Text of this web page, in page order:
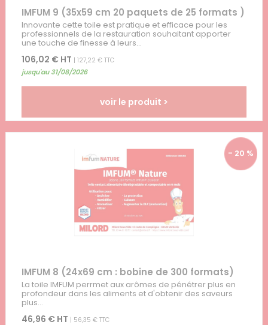
IMFUM 9 (35x59 cm 20 paquets de 25 formats )
Innovante cette toile est pratique et efficace pour les
professionnels de la restauration souhaitant apporter
une touche de finesse à leurs...
106,02 € HT | 127,22 € TTC
jusqu'au 31/08/2026
voir le produit >
- 20 %
IMFUM 8 (24x69 cm : bobine de 300 formats)
La toile IMFUM perrmet aux arômes de pénétrer plus en
profondeur dans les aliments et d'obtenir des saveurs
plus...
46,96 € HT | 56,35 € TTC